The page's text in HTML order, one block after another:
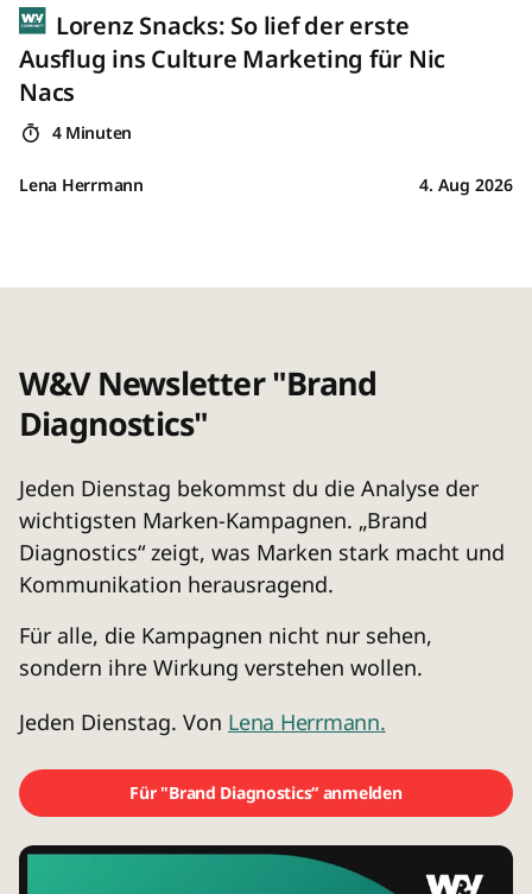
Lorenz Snacks: So lief der erste
Ausflug ins Culture Marketing für Nic
Nacs
4 Minuten
Lena Herrmann 4. Aug 2026
W&V Newsletter "Brand
Diagnostics"
Jeden Dienstag bekommst du die Analyse der
wichtigsten Marken-Kampagnen. „Brand
Diagnostics“ zeigt, was Marken stark macht und
Kommunikation herausragend.
Für alle, die Kampagnen nicht nur sehen,
sondern ihre Wirkung verstehen wollen.
Jeden Dienstag. Von Lena Herrmann.
Für "Brand Diagnostics“ anmelden